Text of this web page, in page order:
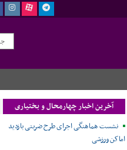
آخرین اخبار چهارمحال و بختیاری
نشست هماهنگی اجرای طرح ضربتی بازدید
اماکن ورزشی